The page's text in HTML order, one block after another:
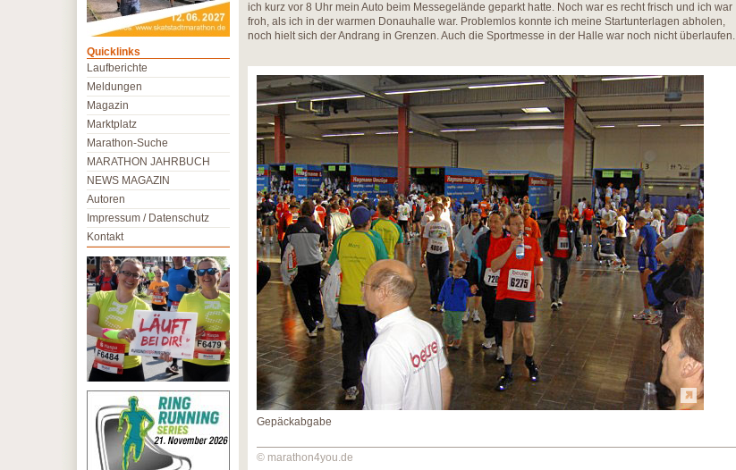
ich kurz vor 8 Uhr mein Auto beim Messegelände geparkt hatte. Noch war es recht frisch und ich war
froh, als ich in der warmen Donauhalle war. Problemlos konnte ich meine Startunterlagen abholen,
noch hielt sich der Andrang in Grenzen. Auch die Sportmesse in der Halle war noch nicht überlaufen.
Gepäckabgabe
© marathon4you.de
Quicklinks
Laufberichte
Meldungen
Magazin
Marktplatz
Marathon-Suche
MARATHON JAHRBUCH
NEWS MAGAZIN
Autoren
Impressum / Datenschutz
Kontakt